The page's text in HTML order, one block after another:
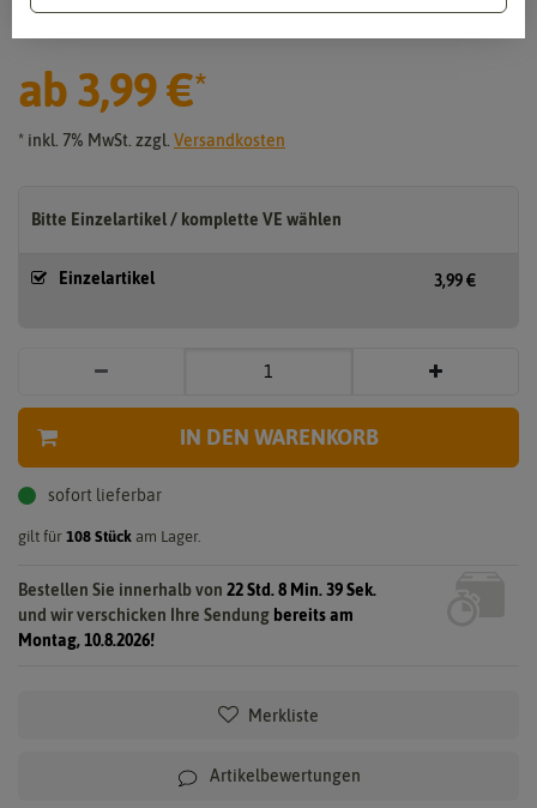
ab 3,99 €*
* inkl. 7% MwSt. zzgl. Versandkosten
Bitte Einzelartikel / komplette VE wählen
Einzelartikel 3,99 €
IN DEN WARENKORB
sofort lieferbar
gilt für 108 Stück am Lager.
Bestellen Sie innerhalb von 22 Std. 8 Min. 38 Sek.
und wir verschicken Ihre Sendung bereits am
Montag, 10.8.2026!
Merkliste
Artikelbewertungen